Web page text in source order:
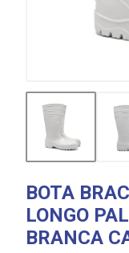
BOTA
LONGO
BRANCA